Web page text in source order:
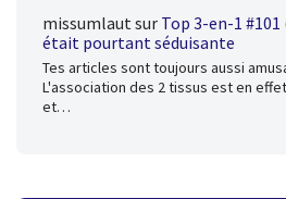
missumlaut sur Top 3-en-1 #101
était pourtant séduisante
Tes articles sont toujours aussi
L'association des 2 tissus est en
et…